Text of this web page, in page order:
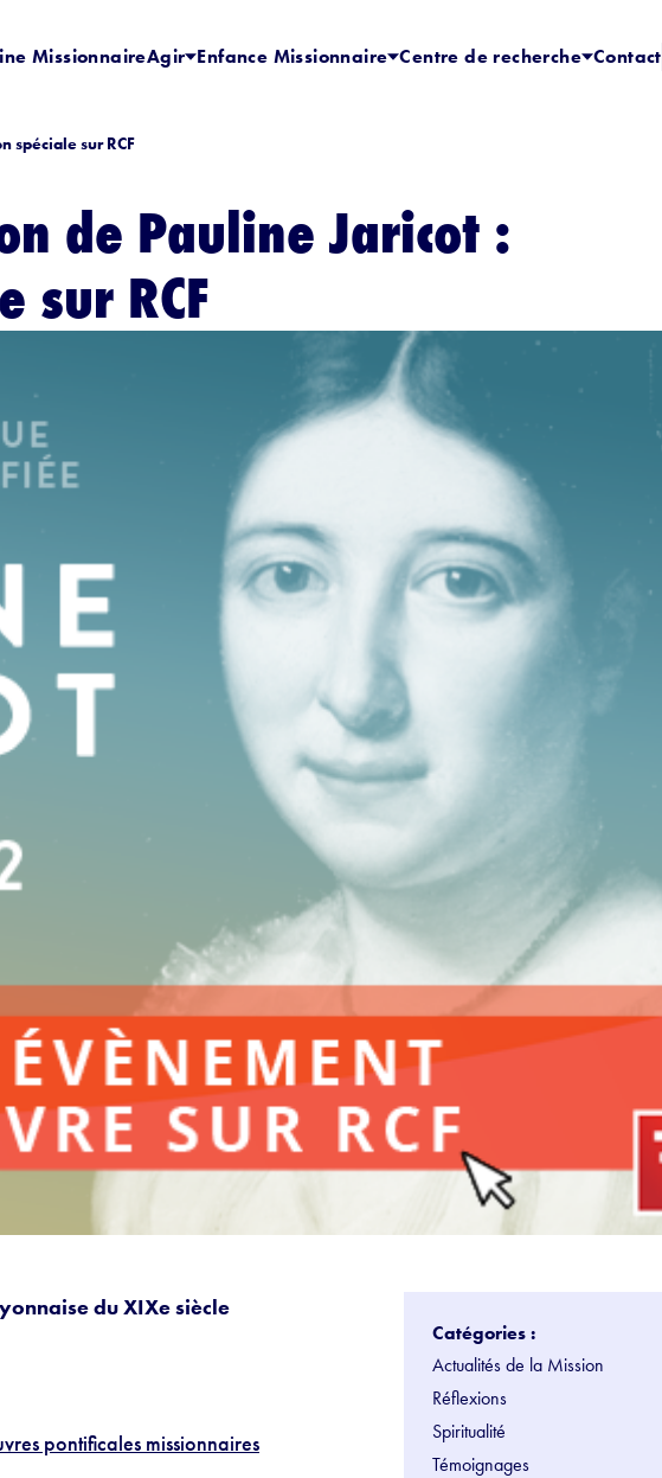
MissionnaireAgir Enfance Missionnaire Centre de recherche Contact
spéciale sur RCF
de Pauline Jaricot :
RCF
du XIXe siècle
pontificales missionnaires
Catégories :
Actualités de la Mission
Réflexions
Spiritualité
Témoignages